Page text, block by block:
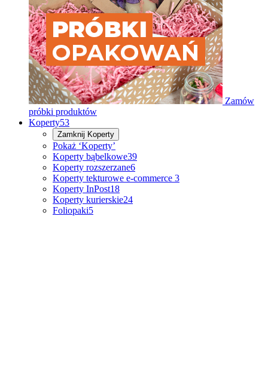
Zamów
próbki produktów
Koperty53
Zamknij Koperty
Pokaż ‘Koperty’
Koperty bąbelkowe39
Koperty rozszerzane6
Koperty tekturowe e-commerce 3
Koperty InPost18
Koperty kurierskie24
Foliopaki5